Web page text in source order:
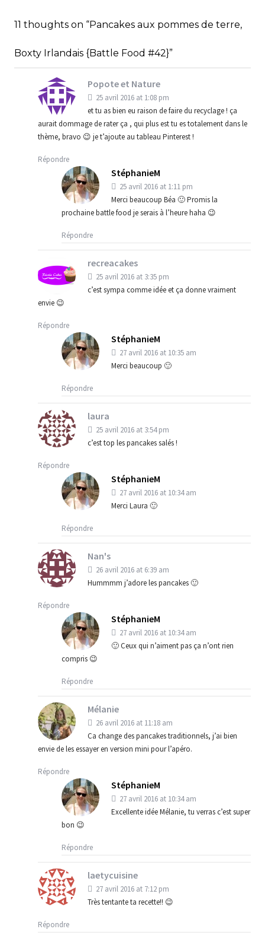
StéphanieM Battle Food,Boulangerie
11 thoughts on “Pancakes aux pommes de terre,
Boxty Irlandais {Battle Food #42}”
Popote et Nature
25 avril 2016 at 1:08 pm
et tu as bien eu raison de faire du recyclage ! ça
aurait dommage de rater ça , qui plus est tu es totalement dans le
thème, bravo 😉 je t’ajoute au tableau Pinterest !
Répondre
StéphanieM
25 avril 2016 at 1:11 pm
Merci beaucoup Béa 🙂 Promis la
prochaine battle food je serais à l’heure haha 😉
Répondre
recreacakes
25 avril 2016 at 3:35 pm
c’est sympa comme idée et ça donne vraiment
envie 😉
Répondre
StéphanieM
27 avril 2016 at 10:35 am
Merci beaucoup 🙂
Répondre
laura
25 avril 2016 at 3:54 pm
c’est top les pancakes salés !
Répondre
StéphanieM
27 avril 2016 at 10:34 am
Merci Laura 🙂
Répondre
Nan's
26 avril 2016 at 6:39 am
Hummmm j’adore les pancakes 🙂
Répondre
StéphanieM
27 avril 2016 at 10:34 am
🙂 Ceux qui n’aiment pas ça n’ont rien
compris 😉
Répondre
Mélanie
26 avril 2016 at 11:18 am
Ca change des pancakes traditionnels, j’ai bien
envie de les essayer en version mini pour l’apéro.
Répondre
StéphanieM
27 avril 2016 at 10:34 am
Excellente idée Mélanie, tu verras c’est super
bon 😉
Répondre
laetycuisine
27 avril 2016 at 7:12 pm
Très tentante ta recette!! 😉
Répondre